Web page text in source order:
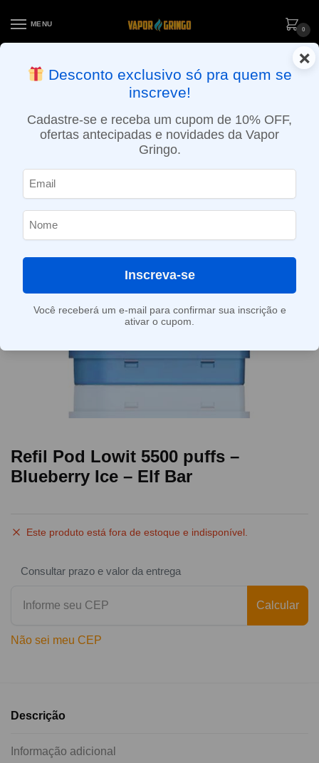
MENU
0
ENTREGA NO MESMO DIA EM SÃO PAULO (SEG A SEX): PEDIDOS
APROVADOS ATÉ 15:30 VIA MOTOBOY
Refil Pod Lowit 5500 puffs –
Blueberry Ice – Elf Bar
Este produto está fora de estoque e indisponível.
Consultar prazo e valor da entrega
Calcular
Não sei meu CEP
Descrição
Informação adicional
×
Desconto exclusivo só pra quem se
inscreve!
Cadastre-se e receba um cupom de 10% OFF,
ofertas antecipadas e novidades da Vapor
Gringo.
Inscreva-se
Você receberá um e-mail para confirmar sua inscrição e
ativar o cupom.